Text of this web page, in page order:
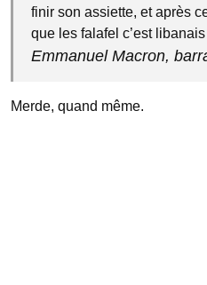
finir son assiette, et après
que les falafel c’est
Emmanuel Macron,
Merde, quand même.